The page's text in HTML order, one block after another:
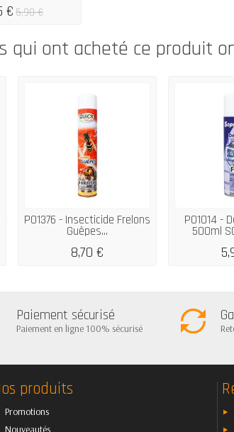
€ 5,90 €
qui ont acheté ce produit
P01376 - Insecticide Frelons
Guêpes...
8,70 €
P01014 -
500ml
Paiement sécurisé
Paiement en ligne 100% sécurisé
produits
Promotions
Nouveautés